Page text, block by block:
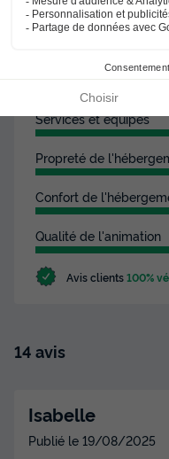
Les commentaires
leur séjour à
Situation et alentours
Services et équipes
Propreté de
Confort de
Qualité de l'animation
Avis clients100%
14 avis
Isabelle
Publié le 19/08/2025